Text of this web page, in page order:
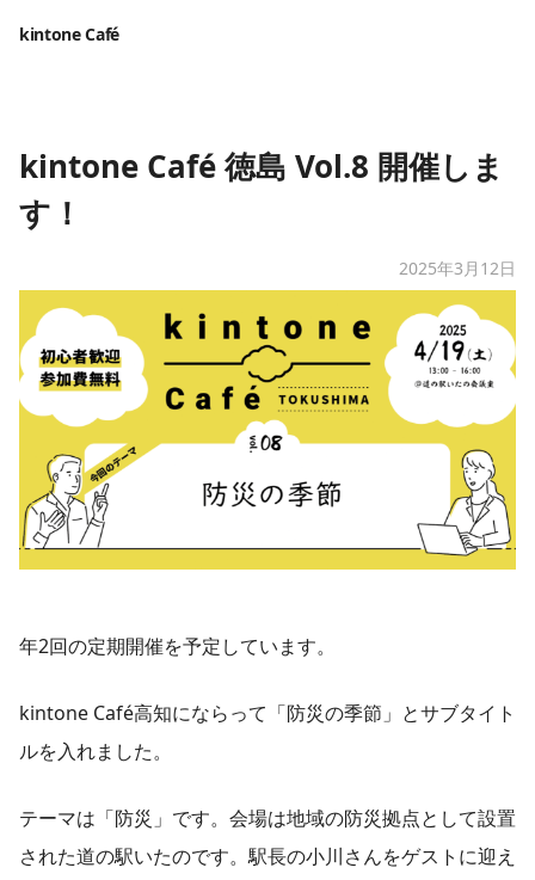
kintone Café
kintone Café 徳島 Vol.8 開催しま
す！
2025年3月12日
年2回の定期開催を予定しています。
kintone Café高知にならって「防災の季節」とサブタイト
ルを入れました。
テーマは「防災」です。会場は地域の防災拠点として設置
された道の駅いたのです。駅長の小川さんをゲストに迎え